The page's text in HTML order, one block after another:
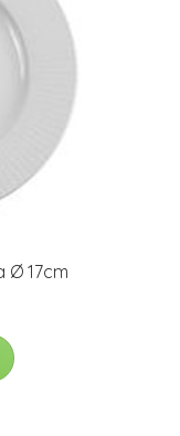
Ø 17cm